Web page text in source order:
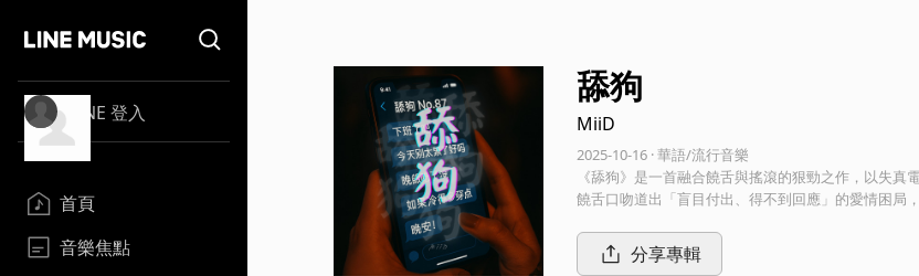
LINE 登入
首頁
音樂焦點
舔狗
MiiD
2025-10-16 · 華語/流行音樂
《舔狗》是一首融合饒舌與搖滾的狠勁之作，以失
饒舌口吻道出「盲目付出、得不到回應」的愛情困局，副歌則
殘響與現場感。 這不僅是一首情歌，更像是一份 清醒指南：提醒那些沉溺在單戀與盲目付出的靈魂，該停止當「舔狗」，轉身活
出自我。它是痛擊現實的饒舌搖滾，也是成長的吶喊。
分享專輯